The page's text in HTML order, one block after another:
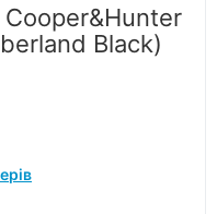
Cooper&Hunter
Black)